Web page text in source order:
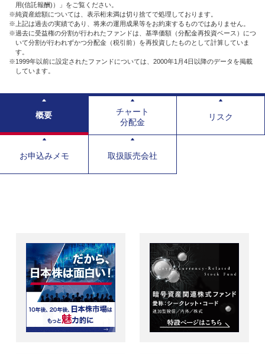
用(信託報酬)）」をご覧ください。
※純資産総額については、表示桁未満は切り捨てで処理しております。
※上記は過去の実績であり、将来の運用成果等をお約束するものではありません。
※過去に受益権の分割が行われたファンドは、基準価額（分配金再投資ベース）につ
いて分割が行われずかつ分配金（税引前）を再投資したものとして計算していま
す。
※1999年以前に設定されたファンドについては、2000年1月4日以降のデータを掲載
しています。
概要
チャート
分配金
リスク
お申込みメモ 取扱販売会社